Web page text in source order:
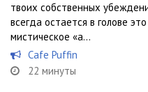
твоих собственных
всегда остается в голове это
мистическое «а...
Cafe Puffin
22 минуты